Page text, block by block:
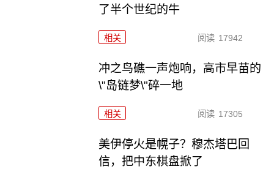
了半个世纪的牛
相关 阅读 17942
冲之鸟礁一声炮响，高市早苗的
\"岛链梦\"碎一地
相关 阅读 17305
美伊停火是幌子？穆杰塔巴回
信，把中东棋盘掀了